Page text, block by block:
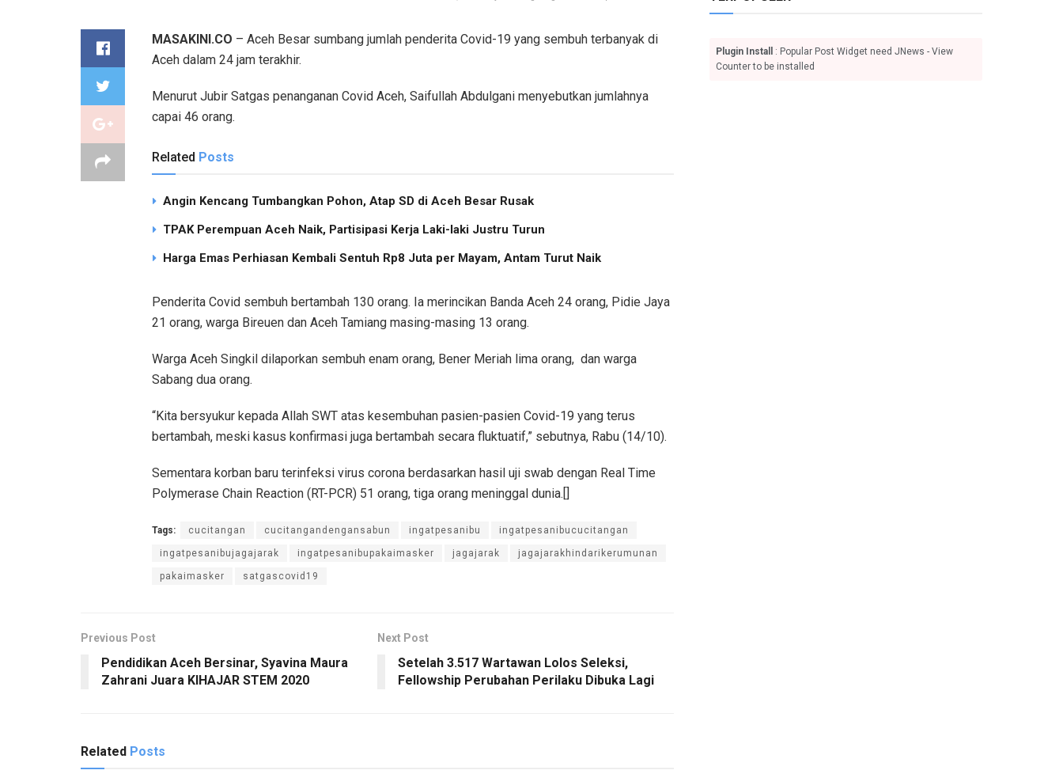
MASAKINI.CO – Aceh Besar sumbang jumlah penderita Covid-19 yang sembuh terbanyak di
Aceh dalam 24 jam terakhir.
Menurut Jubir Satgas penanganan Covid Aceh, Saifullah Abdulgani menyebutkan jumlahnya
capai 46 orang.
Related Posts
Angin Kencang Tumbangkan Pohon, Atap SD di Aceh Besar Rusak
TPAK Perempuan Aceh Naik, Partisipasi Kerja Laki-laki Justru Turun
Harga Emas Perhiasan Kembali Sentuh Rp8 Juta per Mayam, Antam Turut Naik
Penderita Covid sembuh bertambah 130 orang. Ia merincikan Banda Aceh 24 orang, Pidie Jaya
21 orang, warga Bireuen dan Aceh Tamiang masing-masing 13 orang.
Warga Aceh Singkil dilaporkan sembuh enam orang, Bener Meriah lima orang, dan warga
Sabang dua orang.
“Kita bersyukur kepada Allah SWT atas kesembuhan pasien-pasien Covid-19 yang terus
bertambah, meski kasus konfirmasi juga bertambah secara fluktuatif,” sebutnya, Rabu (14/10).
Sementara korban baru terinfeksi virus corona berdasarkan hasil uji swab dengan Real Time
Polymerase Chain Reaction (RT-PCR) 51 orang, tiga orang meninggal dunia.[]
Tags: cucitangan cucitangandengansabun ingatpesanibu ingatpesanibucucitangan
ingatpesanibujagajarak ingatpesanibupakaimasker jagajarak jagajarakhindarikerumunan
pakaimasker satgascovid19
Previous Post
Pendidikan Aceh Bersinar, Syavina Maura
Zahrani Juara KIHAJAR STEM 2020
Next Post
Setelah 3.517 Wartawan Lolos Seleksi,
Fellowship Perubahan Perilaku Dibuka Lagi
Related Posts
Plugin Install
: Popular Post Widget need JNews - View
Counter to be installed